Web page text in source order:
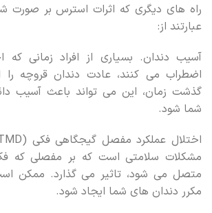
راه های دیگری که اثرات استرس بر صورت
عبارتند از:
آسیب دندان. بسیاری از افراد زمانی
اضطراب می کنند، عادت دندان قروچه را
گذشت زمان، این می تواند باعث آسیب
شما شود.
مشکلات سلامتی است که بر مفصلی که
متصل می شود، تاثیر می گذارد. ممکن
مکرر دندان های شما ایجاد شود.